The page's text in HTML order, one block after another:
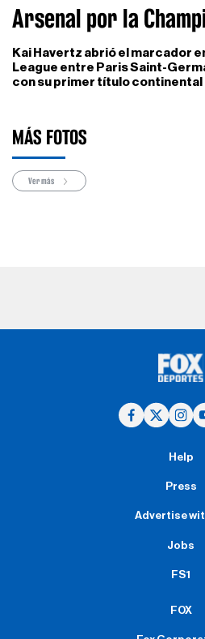
Arsenal por la
Kai Havertz abrió el marcador
League entre Paris Saint-
con su primer título continental
MÁS FOTOS
Ver más
Help
Press
Advertise
Jobs
FS1
FOX
Fox